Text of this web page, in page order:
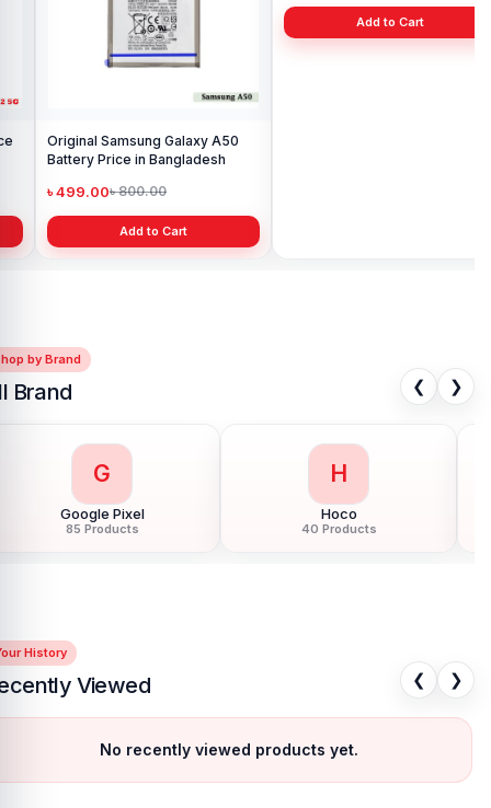
Samsung Galaxy A50
Price in Bangladesh
499.00৳ 800.00
Add to Cart
Samsung S7 Edge Battery Price
by Brand
Brand ❮ ❯
G
Google Pixel
85 Products
H
Hoco
40 Products
History
Viewed ❮ ❯
No recently viewed products yet.